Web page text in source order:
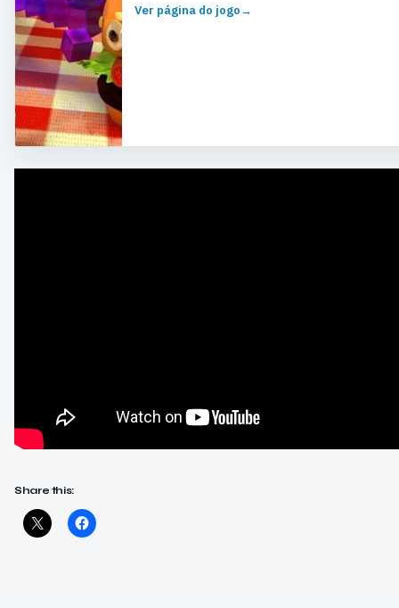
Ver página do jogo→
Share this: